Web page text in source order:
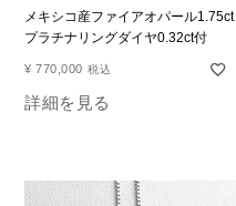
メキシコ産ファイアオパール1.75ct
プラチナリングダイヤ0.32ct付
¥ 770,000 税込
詳細を見る